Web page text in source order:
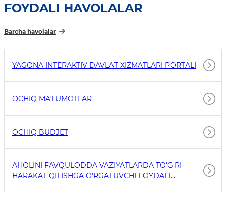
FOYDALI HAVOLALAR
Barcha havolalar
YAGONA INTERAKTIV DAVLAT XIZMATLARI PORTALI
OCHIQ MAʼLUMOTLAR
OCHIQ BUDJET
AHOLINI FAVQULODDA VAZIYATLARDA TO'G'RI
HARAKAT QILISHGA O'RGATUVCHI FOYDALI